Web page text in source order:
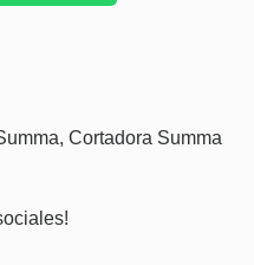
, Cortadora Summa